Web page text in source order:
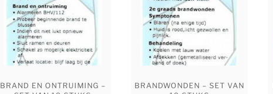
BRAND EN ONTRUIMING –
BRANDWONDEN – SET VAN